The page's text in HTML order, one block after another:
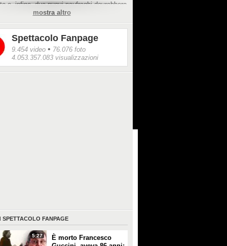
e, infine, due nuovi naufraghi dovrebbero
in Honduras.
la Fata/Ipa
mostra altro
Spettacolo Fanpage
9.454 video • 76.076 foto
4.053.357.083 visualizzazioni
SPETTACOLO FANPAGE
5:27
È morto Francesco